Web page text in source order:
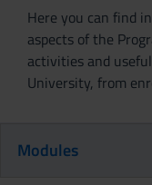
Here you can find
aspects of the
activities and
University, from
Modules